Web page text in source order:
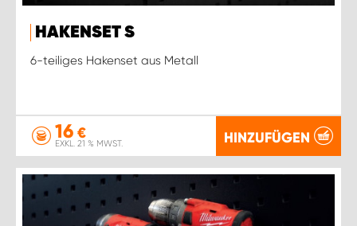
HAKENSET S
6-teiliges Hakenset aus Metall
16 €
EXKL. 21 % MWST. HINZUFÜGEN